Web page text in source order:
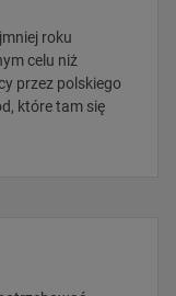
roku
celu niż
przez polskiego
które tam się